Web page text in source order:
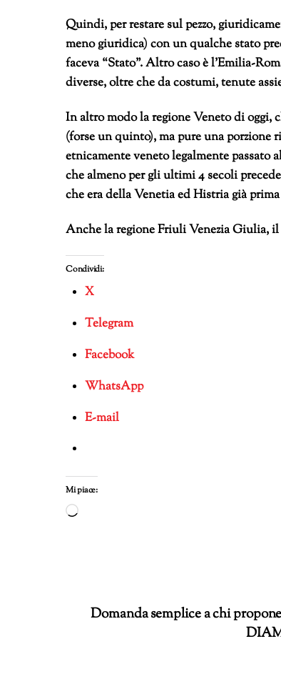
Quindi, per restare sul pezzo,
meno giuridica) con un qualche stato
faceva “Stato”. Altro caso è l’Emilia-
diverse, oltre che da costumi, tenute
In altro modo la regione Veneto di oggi,
(forse un quinto), ma pure una porzione
etnicamente veneto legalmente passato
che almeno per gli ultimi 4 secoli
che era della Venetia ed Histria già
Anche la regione Friuli Venezia Giulia,
Condividi:
X
Telegram
Facebook
WhatsApp
E-mail
Mi piace:
Caricamento
Domanda semplice a chi